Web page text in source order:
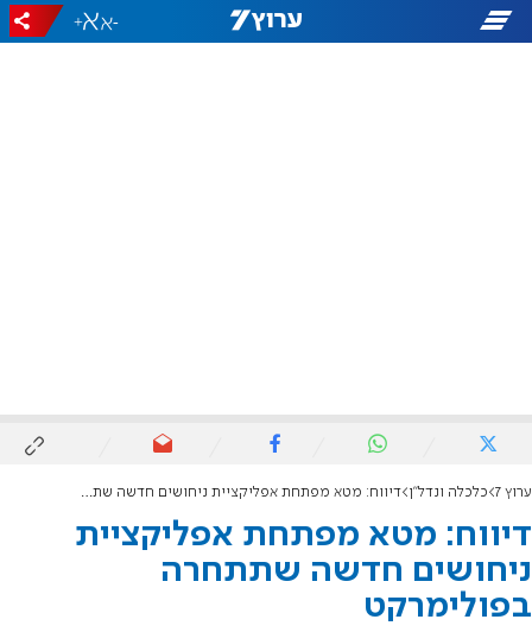
-
+
ערוץ 7 כלכלה ונדל"ן דיווח: מטא מפתחת אפליקציית ניחושים חדשה שתתחרה בפולימרקט
דיווח: מטא מפתחת אפליקציית
ניחושים חדשה שתתחרה
בפולימרקט